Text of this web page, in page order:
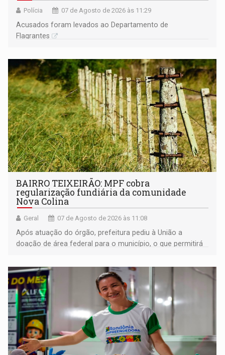
Polícia 07 de Agosto de 2026 às 11:29
Acusados foram levados ao Departamento de
Flagrantes
BAIRRO TEIXEIRÃO: MPF cobra
regularização fundiária da comunidade
Nova Colina
Geral 07 de Agosto de 2026 às 11:08
Após atuação do órgão, prefeitura pediu à União a
doação de área federal para o município, o que permitirá